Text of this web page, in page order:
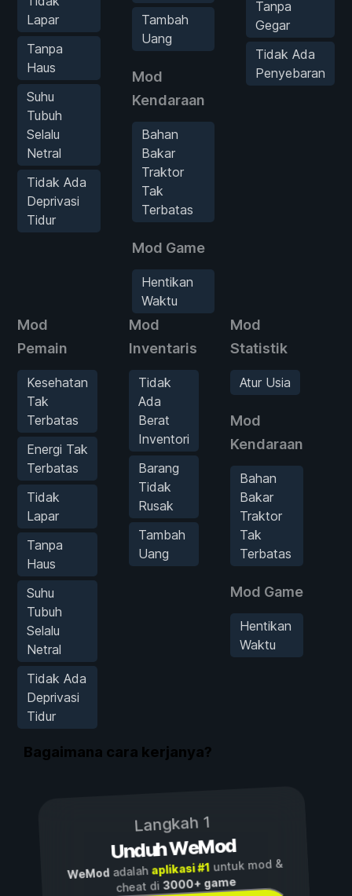
Lapar
Tanpa
Haus
Suhu
Tubuh
Selalu
Netral
Tidak Ada
Deprivasi
Tidur
Tambah
Uang
Mod
Kendaraan
Bahan
Bakar
Traktor
Tak
Terbatas
Mod Game
Hentikan
Waktu
Tanpa
Gegar
Tidak Ada
Penyebaran
Mod
Pemain
Kesehatan
Tak
Terbatas
Energi Tak
Terbatas
Tidak
Lapar
Tanpa
Haus
Suhu
Tubuh
Selalu
Netral
Tidak Ada
Deprivasi
Tidur
Mod
Inventaris
Tidak
Ada
Berat
Inventori
Barang
Tidak
Rusak
Tambah
Uang
Mod
Statistik
Atur Usia
Mod
Kendaraan
Bahan
Bakar
Traktor
Tak
Terbatas
Mod Game
Hentikan
Waktu
Bagaimana cara kerjanya?
Langkah 1
Unduh WeMod
WeModadalah aplikasi #1untuk mod &
cheat di3000+ game